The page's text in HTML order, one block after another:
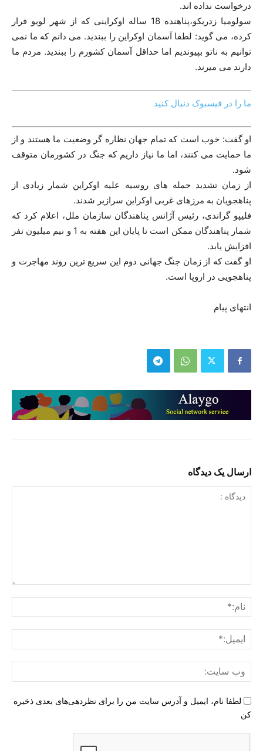
درخواست نداده اند.
سولومیا زدریکو،پناهنده 18 ساله اوکراینی که از شهر لویو فرار
کرده، می گوید: لطفا آسمان اوکراین را ببندید. می دانم که ما نمی
توانیم به ناتو بپیوندیم اما حداقل آسمان کشورم را ببندید. مردم ما
دارند می میرند.
ما را در فیسبوک دنبال کنید
او گفت: خوب است که تمام جهان نظاره گر وضعیت ما هستند و از
ما حمایت می کنند، اما ما نیاز داریم که جنگ در کشورمان متوقف
شود.
از زمان تشدید حمله های روسیه علیه اوکراین شمار زیادی از
پناهجویان به مرزهای غربی اوکراین سرازیر شدند.
فلیپو گراندی، رئیس آژانس پناهندگان سازمان ملل، اعلام کرد که
شمار پناهندگان ممکن است تا پایان این هفته به 1 و نیم میلیون نفر
افزایش یابد.
او گفت که از زمان جنگ جهانی دوم این سریع ترین روند مهاجرت و
پناهجویی در اروپا است.
انتهای پیام
ارسال یک دیدگاه
لطفا نام، ایمیل و آدرس سایت من را برای نظردهی‌های بعدی ذخیره
کن